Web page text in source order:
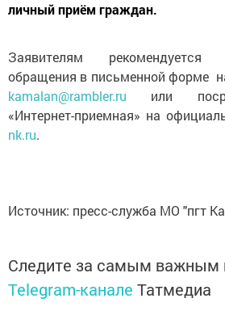
личный приём граждан.
Заявителям рекомендуется
обращения в письменной форме
kamalan@rambler.ru или
«Интернет-приемная» на
nk.ru.
Источник: пресс-служба МО "пгт
Следите за самым важным
Telegram-канале Татмедиа